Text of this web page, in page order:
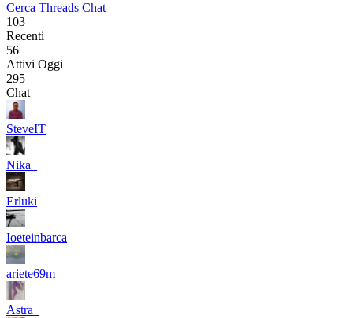
Cerca Threads Chat
103
Recenti
56
Attivi Oggi
295
Chat
SteveIT
Nika_
Erluki
Ioeteinbarca
ariete69m
Astra_